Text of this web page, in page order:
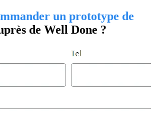
un prototype de
de Well Done ?